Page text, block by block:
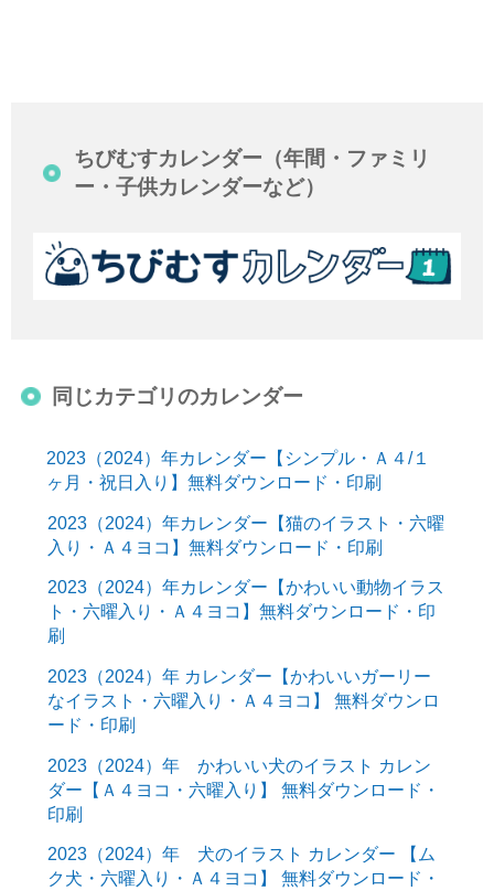
ちびむすカレンダー（年間・ファミリ
ー・子供カレンダーなど）
同じカテゴリのカレンダー
2023（2024）年カレンダー【シンプル・Ａ４/１
ヶ月・祝日入り】無料ダウンロード・印刷
2023（2024）年カレンダー【猫のイラスト・六曜
入り・Ａ４ヨコ】無料ダウンロード・印刷
2023（2024）年カレンダー【かわいい動物イラス
ト・六曜入り・Ａ４ヨコ】無料ダウンロード・印
刷
2023（2024）年 カレンダー【かわいいガーリー
なイラスト・六曜入り・Ａ４ヨコ】 無料ダウンロ
ード・印刷
2023（2024）年 かわいい犬のイラスト カレン
ダー【Ａ４ヨコ・六曜入り】 無料ダウンロード・
印刷
2023（2024）年 犬のイラスト カレンダー 【ム
ク犬・六曜入り・Ａ４ヨコ】 無料ダウンロード・